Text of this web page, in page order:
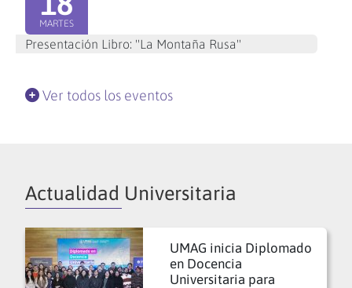
MARTES
Presentación Libro: "La Montaña Rusa"
Ver todos los eventos
Actualidad Universitaria
UMAG inicia Diplomado
en Docencia
Universitaria para